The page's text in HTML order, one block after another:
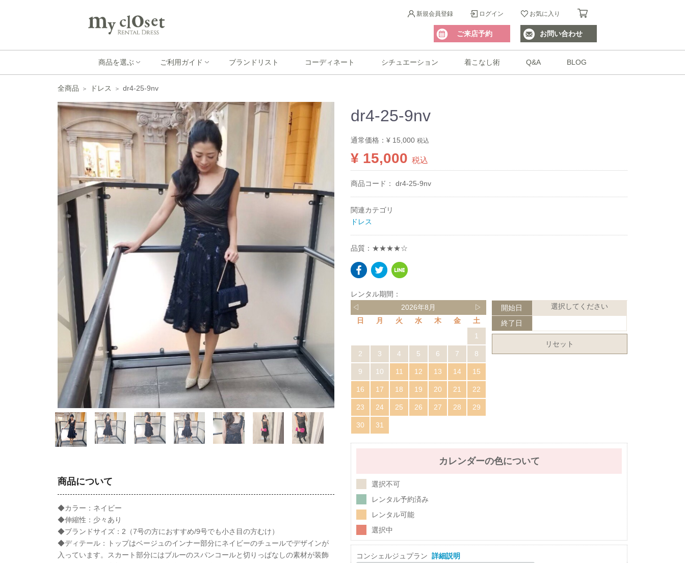
新規会員登録 ログイン お気に入り
ご来店予約 お問い合わせ
商品を選ぶ ご利用ガイド ブランドリスト コーディネート シチュエーション 着こなし術 Q&A BLOG
全商品 ドレス dr4-25-9nv
商品について
◆カラー：ネイビー
◆伸縮性：少々あり
◆ブランドサイズ：2（7号の方におすすめ/9号でも小さ目の方むけ）
◆ディテール：トップはベージュのインナー部分にネイビーのチュールでデザインが
入っています。スカート部分にはブルーのスパンコールと切りっぱなしの素材が装飾
dr4-25-9nv
通常価格： ¥ 15,000 税込
¥ 15,000 税込
商品コード： dr4-25-9nv
関連カテゴリ
ドレス
品質：★★★★☆
レンタル期間：
◁
2026年8月
▷
日
月 火 水 木 金
土
1
2 3 4 5 6 7 8
9 10 11 12 13 14 15
16 17 18 19 20 21 22
23 24 25 26 27 28 29
30 31
開始日 選択してください
終了日
リセット
カレンダーの色について
選択不可
レンタル予約済み
レンタル可能
選択中
コンシェルジュプラン 詳細説明